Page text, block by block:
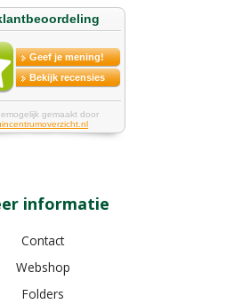
informatie
Contact
Webshop
Folders